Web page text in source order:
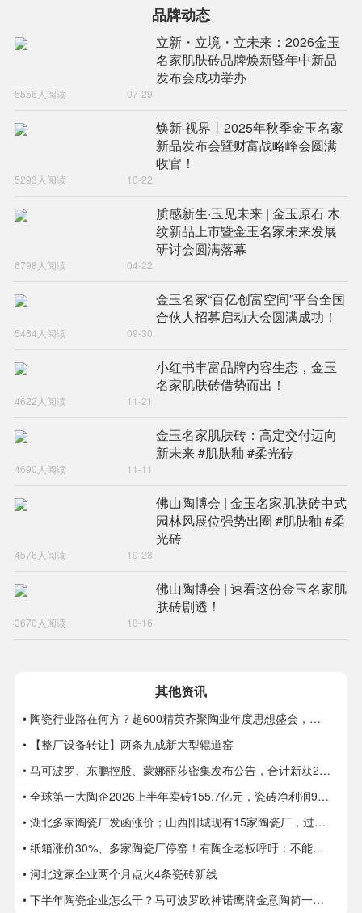
在全新战略聚力之下，金玉名家品牌展厅亦全面焕新，通过自由舒
展与立体多维的空间叠合设计，以“打破界限，没有界限”为设计理
和别墅生活复合体，拾取中式园林和现代家居之根本。
品牌动态
立新・立境・立未来：2026金玉
名家肌肤砖品牌焕新暨年中新品
发布会成功举办
5556人阅读 07-29
焕新·视界丨2025年秋季金玉名家
新品发布会暨财富战略峰会圆满
收官！
5293人阅读 10-22
质感新生·玉见未来 | 金玉原石 木
纹新品上市暨金玉名家未来发展
研讨会圆满落幕
6798人阅读 04-22
金玉名家“百亿创富空间”平台全国
合伙人招募启动大会圆满成功！
5464人阅读 09-30
小红书丰富品牌内容生态，金玉
名家肌肤砖借势而出！
4622人阅读 11-21
金玉名家肌肤砖：高定交付迈向
新未来 #肌肤釉 #柔光砖
4690人阅读 11-11
佛山陶博会 | 金玉名家肌肤砖中式
园林风展位强势出圈 #肌肤釉 #柔
光砖
4576人阅读 10-23
佛山陶博会 | 速看这份金玉名家肌
肤砖剧透！
3670人阅读 10-16
其他资讯
• 陶瓷行业路在何方？超600精英齐聚陶业年度思想盛会，樊纲、何乾、龙建刚献智破局
• 【整厂设备转让】两条九成新大型辊道窑
• 马可波罗、东鹏控股、蒙娜丽莎密集发布公告，合计新获28项专利
• 全球第一大陶企2026上半年卖砖155.7亿元，瓷砖净利润9.8亿元
• 湖北多家陶瓷厂发函涨价；山西阳城现有15家陶瓷厂，过去两年火热技改
• 纸箱涨价30%、多家陶瓷厂停窑！有陶企老板呼吁：不能再扩产能了
• 河北这家企业两个月点火4条瓷砖新线
• 下半年陶瓷企业怎么干？马可波罗欧神诺鹰牌金意陶简一箭牌新锦成宏宇太阳瑞阳……